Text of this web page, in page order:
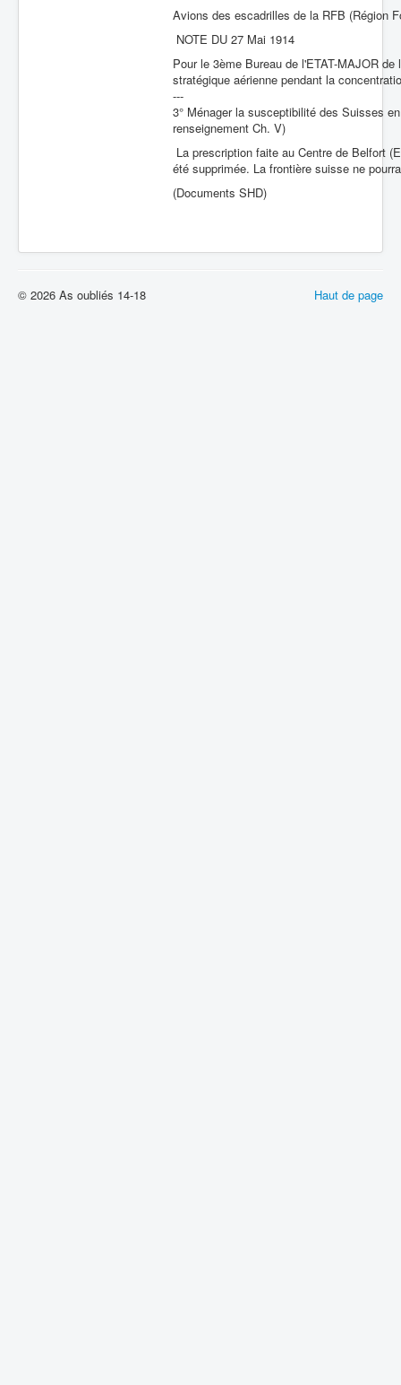
Avions des escadrilles de la RFB (Région
NOTE DU 27 Mai 1914
Pour le 3ème Bureau de l'ETAT-MAJOR
stratégique aérienne pendant la
---
3° Ménager la susceptibilité des Suisses
renseignement Ch. V)
La prescription faite au Centre de Belfort
été supprimée. La frontière suisse ne
(Documents SHD)
Haut de page
© 2026 As oubliés 14-18